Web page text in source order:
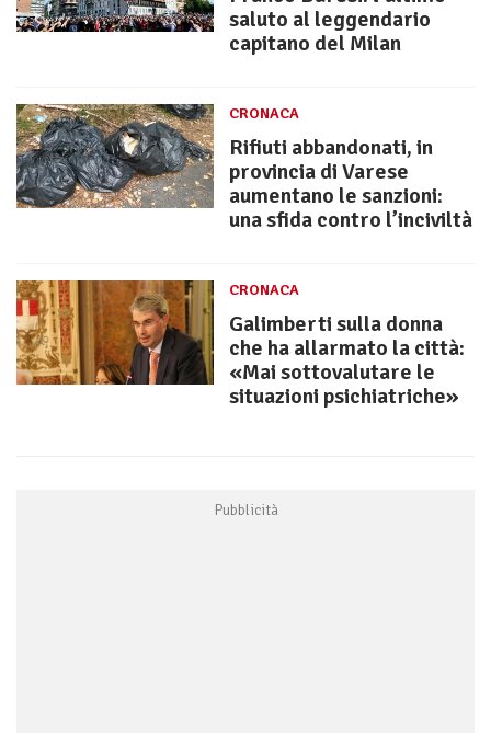
saluto al leggendario
capitano del Milan
CRONACA
Rifiuti abbandonati, in
provincia di Varese
aumentano le sanzioni:
una sfida contro l’inciviltà
CRONACA
Galimberti sulla donna
che ha allarmato la città:
«Mai sottovalutare le
situazioni psichiatriche»